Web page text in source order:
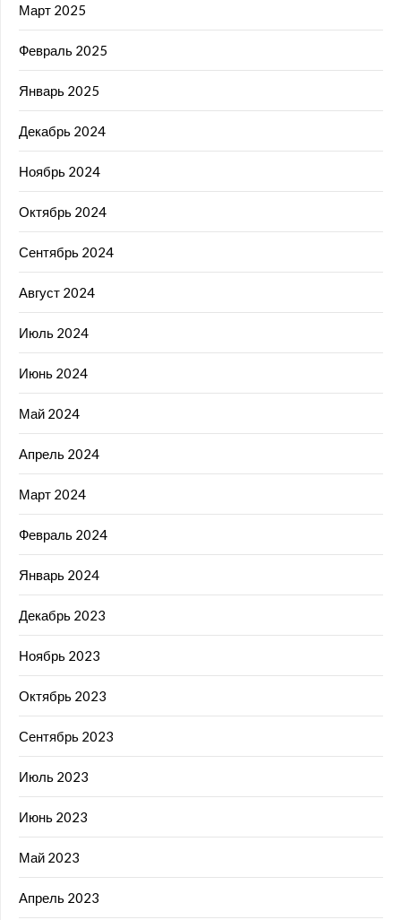
Март 2025
Февраль 2025
Январь 2025
Декабрь 2024
Ноябрь 2024
Октябрь 2024
Сентябрь 2024
Август 2024
Июль 2024
Июнь 2024
Май 2024
Апрель 2024
Март 2024
Февраль 2024
Январь 2024
Декабрь 2023
Ноябрь 2023
Октябрь 2023
Сентябрь 2023
Июль 2023
Июнь 2023
Май 2023
Апрель 2023